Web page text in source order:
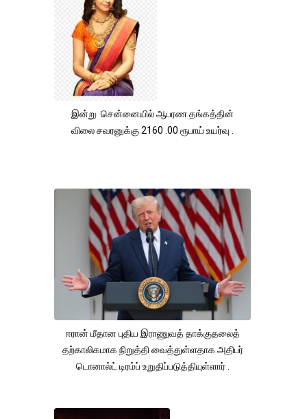
இன்று சென்னையில் ஆபரண தங்கத்தின்
விலை சவரனுக்கு 2160 .00 ரூபாய் உயர்வு .
ஈரான் மீதான புதிய இராணுவத் தாக்குதலைத்
தற்காலிகமாக நிறுத்தி வைத்துள்ளதாக அதிபர்
டொனால்ட் டிரம்ப் உறுதிப்படுத்தியுள்ளார் .